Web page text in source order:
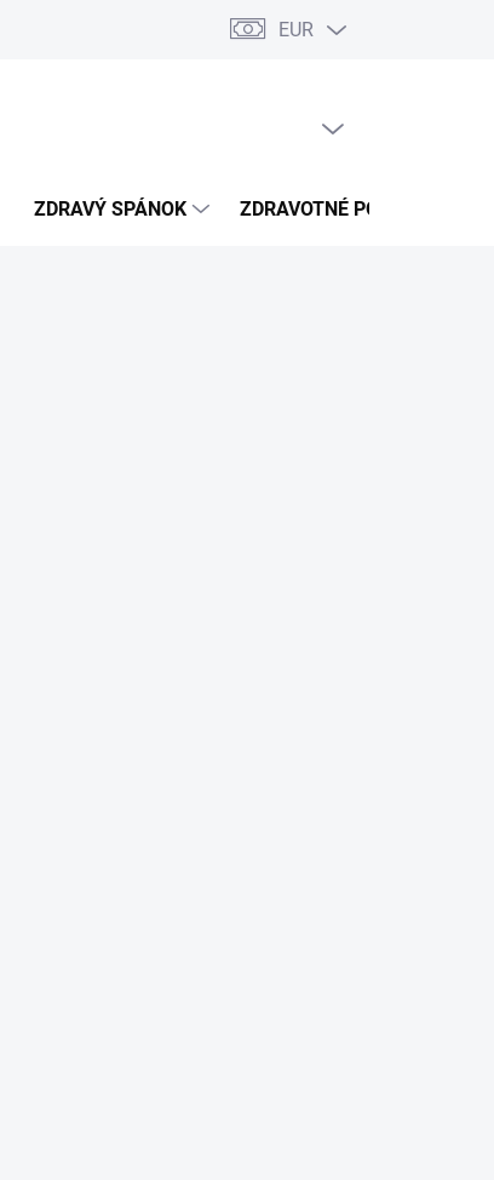
EUR
ZDRAVÝ SPÁNOK ZDRAVOTNÉ POTREBY